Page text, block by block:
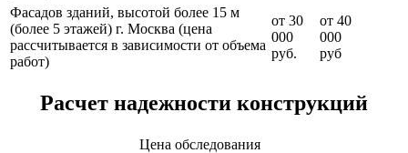
Фасадов зданий, высотой более 15 м
(более 5 этажей) г. Москва (цена
рассчитывается в зависимости от объема
работ)
от 30
000
руб.
от 40
000
руб
Расчет надежности конструкций
Цена обследования